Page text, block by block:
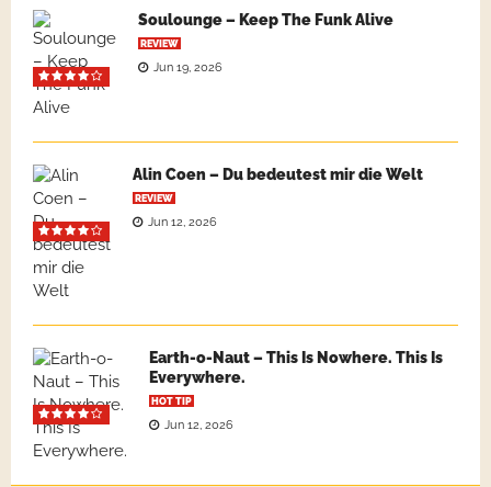
Soulounge – Keep The Funk Alive
REVIEW
Jun 19, 2026
Alin Coen – Du bedeutest mir die Welt
REVIEW
Jun 12, 2026
Earth-o-Naut – This Is Nowhere. This Is
Everywhere.
HOT TIP
Jun 12, 2026